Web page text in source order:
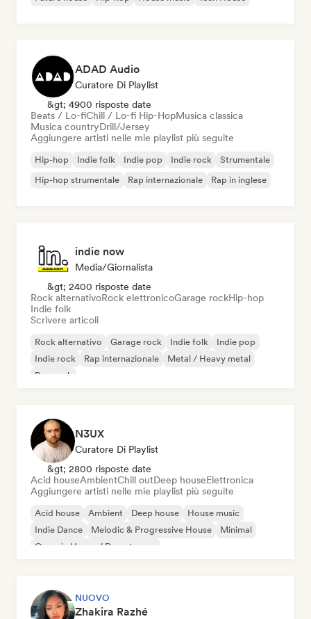
ADAD Audio
Curatore Di Playlist
&gt; 4900 risposte date
Beats / Lo-fiChill / Lo-fi Hip-HopMusica classica
Musica countryDrill/Jersey
Aggiungere artisti nelle mie playlist più seguite
Hip-hop Indie folk Indie pop Indie rock
Strumentale
Hip-hop strumentale
Rap internazionale Rap in inglese
indie now
Media/Giornalista
&gt; 2400 risposte date
Rock alternativoRock elettronicoGarage rockHip-hop
Indie folk
Scrivere articoli
Rock alternativo Garage rock Indie folk
Indie pop
Indie rock
Rap internazionale
Metal / Heavy metal
Pop rock
N3UX
Curatore Di Playlist
&gt; 2800 risposte date
Acid houseAmbientChill outDeep houseElettronica
Aggiungere artisti nelle mie playlist più seguite
Acid house Ambient Deep house
House music
Indie Dance
Melodic & Progressive House
Minimal
Organic House / Downtempo
NUOVO
Zhakira Razhé